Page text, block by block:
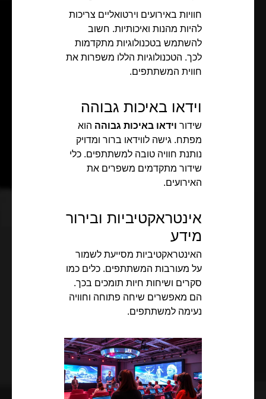
חוויות באירועים וירטואליים צריכות
להיות מהנות ואיכותיות. חשוב
להשתמש בטכנולוגיות מתקדמות
לכך. הטכנולוגיות הללו משפרות את
חווית המשתתפים.
וידאו באיכות גבוהה
שידור וידאו באיכות גבוהה הוא
מפתח. גישה לווידאו ברור ומדויק
נותנת חוויה טובה למשתתפים. כלי
שידור מתקדמים משפרים את
האירועים.
אינטראקטיביות ובירור
מידע
האינטראקטיביות מסייעת לשמור
על מעורבות המשתתפים. כלים כמו
סקרים ושיחות חיות תומכים בכך.
הם מאפשרים שיחה פתוחה וחוויה
נעימה למשתתפים.